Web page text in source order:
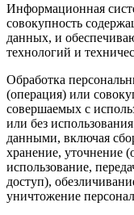
Информационная
совокупность
данных, и
технологий и
Обработка
(операция) или
совершаемых с
или без
данными, включая
хранение, уточнение
использование,
доступ),
уничтожение